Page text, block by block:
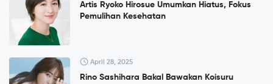
Artis Ryoko Hirosue Umumkan Hiatus, Fokus
Pemulihan Kesehatan
April 28, 2025
Rino Sashihara Bakal Bawakan Koisuru